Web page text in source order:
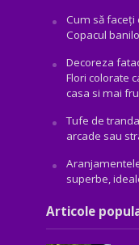
Cum să faceți
Copacul
Decoreza
Flori colorate
casa si mai
Tufe de
arcade sau
superbe,
Articole